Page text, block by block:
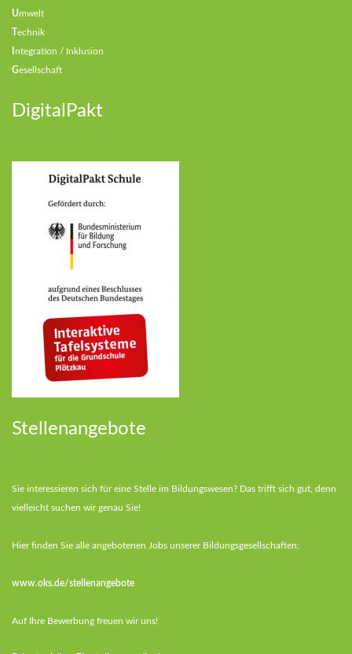
Umwelt
Technik
ntegration / Inklusion
Gesellschaft
DigitalPakt
Stellenangebote
Sie interessieren sich für eine Stelle im Bildungswesen? Das trifft sich gut, denn
vielleicht suchen wir genau Sie!
Hier finden Sie alle angebotenen Jobs unserer Bildungsgesellschaften:
www.oks.de/stellenangebote
Auf Ihre Bewerbung freuen wir uns!